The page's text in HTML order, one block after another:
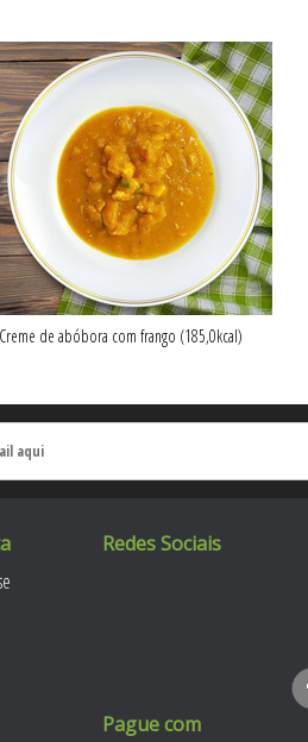
Creme de abóbora com frango (185,0kcal)
Redes Sociais
Pague com